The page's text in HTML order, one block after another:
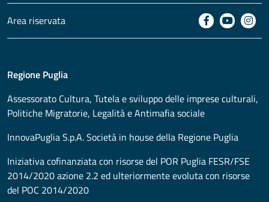
Area riservata
Regione Puglia
Assessorato Cultura, Tutela e sviluppo delle imprese culturali,
Politiche Migratorie, Legalità e Antimafia sociale
InnovaPuglia S.p.A. Società in house della Regione Puglia
Iniziativa cofinanziata con risorse del POR Puglia FESR/FSE
2014/2020 azione 2.2 ed ulteriormente evoluta con risorse
del POC 2014/2020